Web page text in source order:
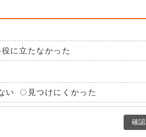
役に立たなかった
い 見つけにくかった
確認